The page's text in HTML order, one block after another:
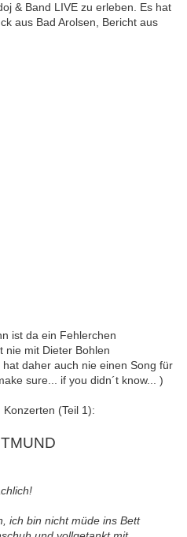
& Band LIVE zu erleben. Es hat
aus Bad Arolsen, Bericht aus
ist da ein Fehlerchen
nie mit Dieter Bohlen
daher auch nie einen Song für
sure... if you didn´t know... )
(Teil 1):
ich bin nicht müde ins Bett